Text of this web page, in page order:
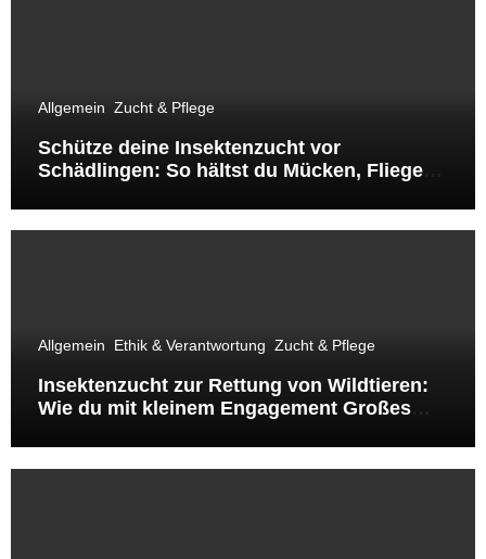
Allgemein Zucht & Pflege
Schütze deine Insektenzucht vor
Schädlingen: So hältst du Mücken, Fliegen
Allgemein Ethik & Verantwortung Zucht & Pflege
Insektenzucht zur Rettung von Wildtieren:
Wie du mit kleinem Engagement Großes